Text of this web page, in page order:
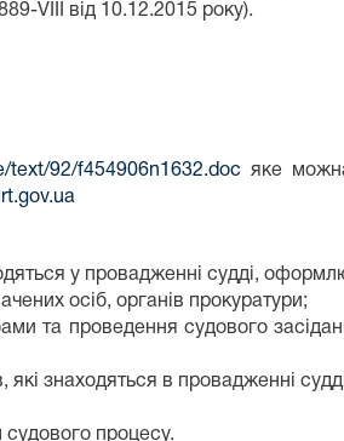
VIII від 10.12.2015 року).
text/92/f454906n1632.doc яке
у провадженні судді,
осіб, органів прокуратури;
та проведення судового
знаходяться в провадженні
судового процесу.